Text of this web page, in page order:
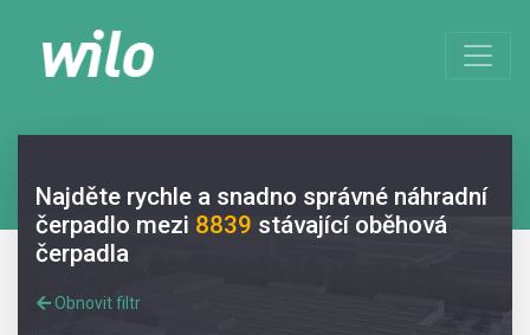
Najděte rychle a snadno správné náhradní
čerpadlo mezi 8839 stávající oběhová
čerpadla
Obnovit filtr